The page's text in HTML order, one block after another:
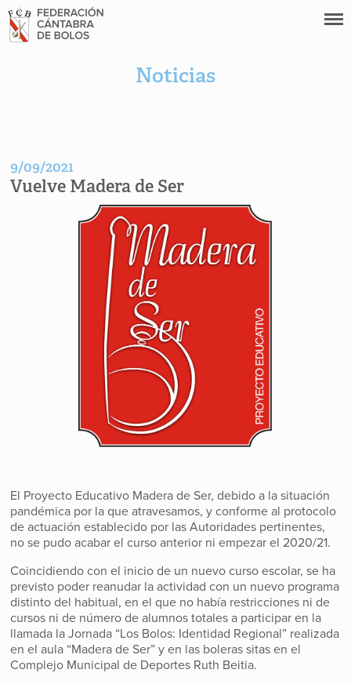
Noticias
9/09/2021
Vuelve Madera de Ser
El Proyecto Educativo Madera de Ser, debido a la situación
pandémica por la que atravesamos, y conforme al protocolo
de actuación establecido por las Autoridades pertinentes,
no se pudo acabar el curso anterior ni empezar el 2020/21.
Coincidiendo con el inicio de un nuevo curso escolar, se ha
previsto poder reanudar la actividad con un nuevo programa
distinto del habitual, en el que no había restricciones ni de
cursos ni de número de alumnos totales a participar en la
llamada la Jornada “Los Bolos: Identidad Regional” realizada
en el aula “Madera de Ser” y en las boleras sitas en el
Complejo Municipal de Deportes Ruth Beitia.